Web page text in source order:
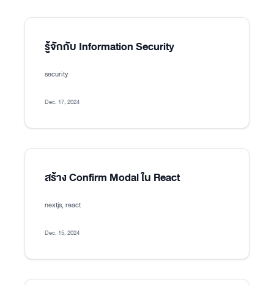
รู้จักกับ Information Security
security
Dec. 17, 2024
สร้าง Confirm Modal ใน React
nextjs, react
Dec. 15, 2024